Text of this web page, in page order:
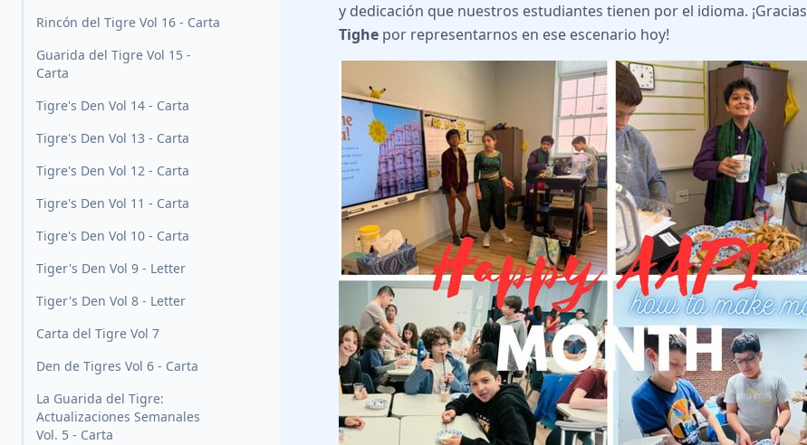
Rincón del Tigre Vol 16 - Carta
Guarida del Tigre Vol 15 -
Carta
Tigre's Den Vol 14 - Carta
Tigre's Den Vol 13 - Carta
Tigre's Den Vol 12 - Carta
Tigre's Den Vol 11 - Carta
Tigre's Den Vol 10 - Carta
Tiger's Den Vol 9 - Letter
Tiger's Den Vol 8 - Letter
Carta del Tigre Vol 7
Den de Tigres Vol 6 - Carta
La Guarida del Tigre:
Actualizaciones Semanales
Vol. 5 - Carta
y dedicación que nuestros estudiantes tienen por el idioma. ¡Gracias
Tighe por representarnos en ese escenario hoy!